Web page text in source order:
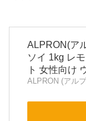
ALPRON(ア
ソイ 1kg レ
ト 女性向け
ALPRON (アル